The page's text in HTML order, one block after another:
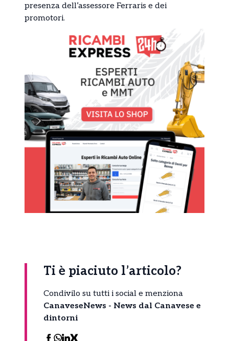
presenza dell’assessore Ferraris e dei
promotori.
Ti è piaciuto l’articolo?
Condivilo su tutti i social e menziona
CanaveseNews - News dal Canavese e
dintorni